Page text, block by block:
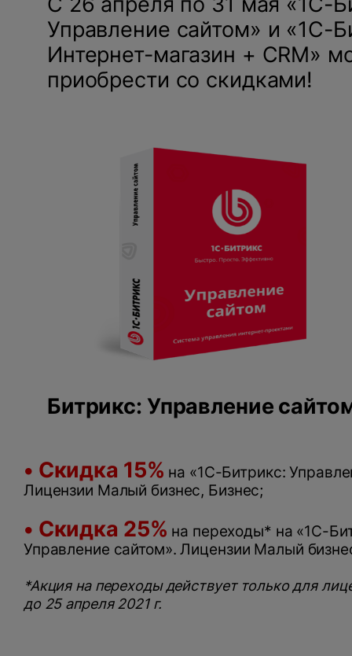
Управление сайтом» и «1С-
Интернет-магазин + CRM»
приобрести со скидками!
Битрикс: Управление
• Скидка 15% на «1С-Битрикс:
Лицензии Малый бизнес, Бизнес;
• Скидка 25% на переходы* на «1С-
Управление сайтом». Лицензии Малый
*Акция на переходы действует только для
до 25 апреля 2021 г.
и соглашаетесь с
политикой конфиденциальности
оставить заявку